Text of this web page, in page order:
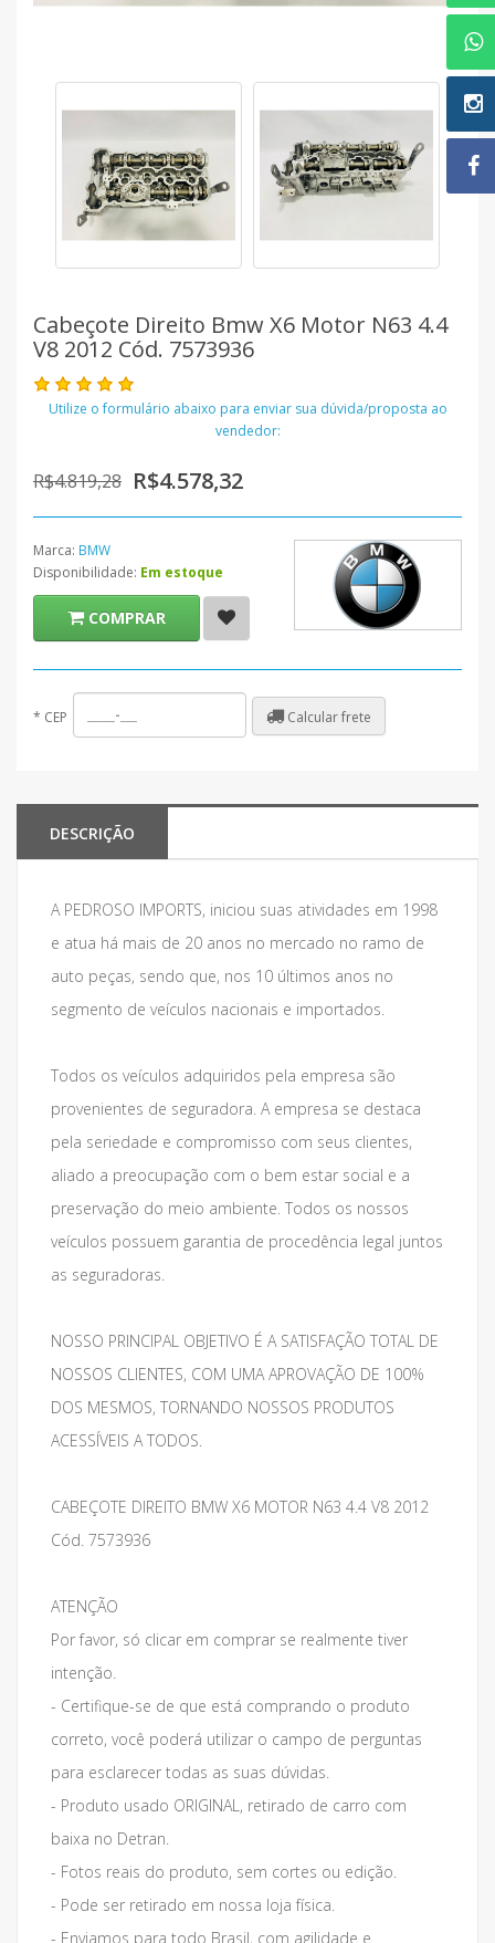
Cabeçote Direito Bmw X6 Motor N63 4.4
V8 2012 Cód. 7573936
Utilize o formulário abaixo para enviar sua dúvida/proposta ao
vendedor:
R$4.819,28 R$4.578,32
Marca: BMW
Disponibilidade: Em estoque
COMPRAR
* CEP Calcular frete
DESCRIÇÃO
A PEDROSO IMPORTS, iniciou suas atividades em 1998
e atua há mais de 20 anos no mercado no ramo de
auto peças, sendo que, nos 10 últimos anos no
segmento de veículos nacionais e importados.
Todos os veículos adquiridos pela empresa são
provenientes de seguradora. A empresa se destaca
pela seriedade e compromisso com seus clientes,
aliado a preocupação com o bem estar social e a
preservação do meio ambiente. Todos os nossos
veículos possuem garantia de procedência legal juntos
as seguradoras.
NOSSO PRINCIPAL OBJETIVO É A SATISFAÇÃO TOTAL DE
NOSSOS CLIENTES, COM UMA APROVAÇÃO DE 100%
DOS MESMOS, TORNANDO NOSSOS PRODUTOS
ACESSÍVEIS A TODOS.
CABEÇOTE DIREITO BMW X6 MOTOR N63 4.4 V8 2012
Cód. 7573936
ATENÇÃO
Por favor, só clicar em comprar se realmente tiver
intenção.
- Certifique-se de que está comprando o produto
correto, você poderá utilizar o campo de perguntas
para esclarecer todas as suas dúvidas.
- Produto usado ORIGINAL, retirado de carro com
baixa no Detran.
- Fotos reais do produto, sem cortes ou edição.
- Pode ser retirado em nossa loja física.
- Enviamos para todo Brasil, com agilidade e